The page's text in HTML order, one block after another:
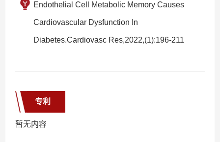
Endothelial Cell Metabolic Memory Causes
Cardiovascular Dysfunction In
Diabetes.Cardiovasc Res,2022,(1):196-211
专利
暂无内容